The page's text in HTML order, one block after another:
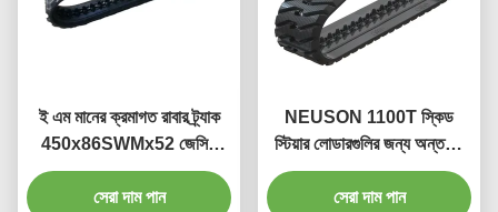
ই এম মানের ক্রমাগত রাবার ট্র্যাক
450x86SWMx52 জেসিবি
1110 স্কিড স্টিয়ার লোডারের
জন্য, আরো প্যাড প্যাটার্নস উপলব্ধ
সেরা দাম পান
NEUSON 1100T স্কিড
স্টিয়ার লোডারগুলির জন্য অন্তহীন
স্টিলের তারের সাথে
450x86BLx52 অবিচ্ছিন্ন
সেরা দাম পান